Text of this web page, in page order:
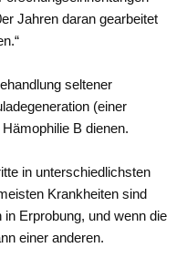
Jahren daran gearbeitet
seltener
(einer
B dienen.
in unterschiedlichsten
Krankheiten sind
Erprobung, und wenn die
einer anderen.